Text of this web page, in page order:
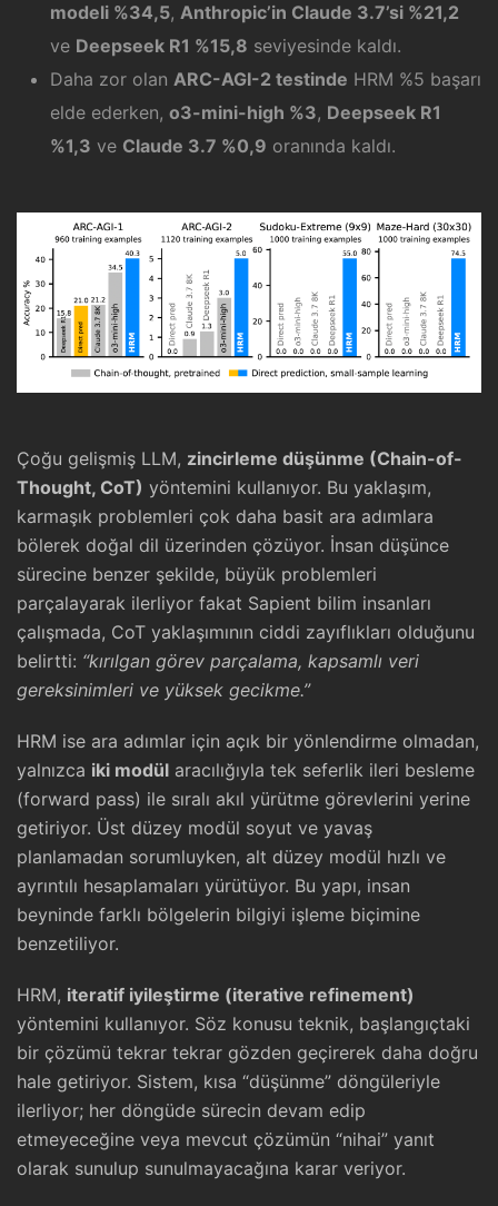
modeli %34,5, Anthropic’in Claude 3.7’si %21,2
ve Deepseek R1 %15,8 seviyesinde kaldı.
Daha zor olan ARC-AGI-2 testinde HRM %5 başarı
elde ederken, o3-mini-high %3, Deepseek R1
%1,3 ve Claude 3.7 %0,9 oranında kaldı.
Çoğu gelişmiş LLM, zincirleme düşünme (Chain-of-
Thought, CoT) yöntemini kullanıyor. Bu yaklaşım,
karmaşık problemleri çok daha basit ara adımlara
bölerek doğal dil üzerinden çözüyor. İnsan düşünce
sürecine benzer şekilde, büyük problemleri
parçalayarak ilerliyor fakat Sapient bilim insanları
çalışmada, CoT yaklaşımının ciddi zayıflıkları olduğunu
belirtti: “kırılgan görev parçalama, kapsamlı veri
gereksinimleri ve yüksek gecikme.”
HRM ise ara adımlar için açık bir yönlendirme olmadan,
yalnızca iki modül aracılığıyla tek seferlik ileri besleme
(forward pass) ile sıralı akıl yürütme görevlerini yerine
getiriyor. Üst düzey modül soyut ve yavaş
planlamadan sorumluyken, alt düzey modül hızlı ve
ayrıntılı hesaplamaları yürütüyor. Bu yapı, insan
beyninde farklı bölgelerin bilgiyi işleme biçimine
benzetiliyor.
HRM, iteratif iyileştirme (iterative refinement)
yöntemini kullanıyor. Söz konusu teknik, başlangıçtaki
bir çözümü tekrar tekrar gözden geçirerek daha doğru
hale getiriyor. Sistem, kısa “düşünme” döngüleriyle
ilerliyor; her döngüde sürecin devam edip
etmeyeceğine veya mevcut çözümün “nihai” yanıt
olarak sunulup sunulmayacağına karar veriyor.